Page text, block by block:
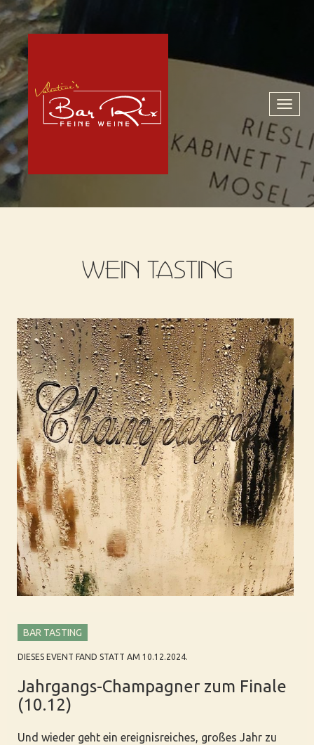
Toggle
WEIN TASTING
BAR TASTING
DIESES EVENT FAND STATT AM 10.12.2024.
Jahrgangs-Champagner zum Finale
(10.12)
Und wieder geht ein ereignisreiches, großes Jahr zu